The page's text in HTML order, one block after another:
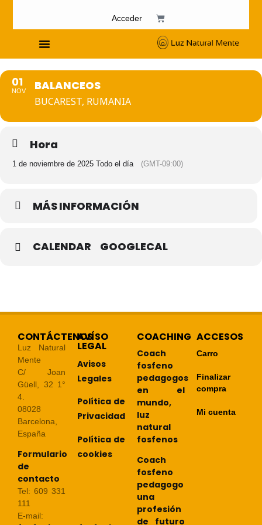
Acceder
01
NOV BALANCEOS
BUCAREST, RUMANIA
Hora
1 de noviembre de 2025 Todo el día (GMT-09:00)
MÁS INFORMACIÓN
CALENDAR GOOGLECAL
CONTÁCTENOS
Luz Natural
Mente
C/ Joan
Güell, 32 1°
4.
08028
Barcelona,
España
Formulario
de
contacto
Tel: 609 331
111
E-mail:
AVÍSO
LEGAL
Avisos
Legales
Política de
Privacidad
Política de
cookies
COACHING
Coach
fosfeno
pedagogos
en el
mundo,
luz
natural
fosfenos
Coach
fosfeno
pedagogo
una
profesión
de futuro
ACCESOS
Carro
Finalizar
compra
Mi cuenta